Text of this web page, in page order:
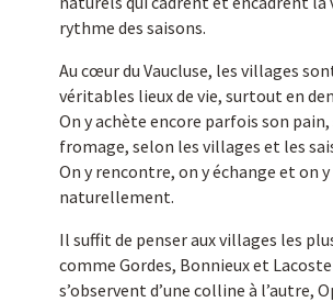
rythme des saisons.
Au cœur du Vaucluse, les villages
véritables lieux de vie, surtout en
On y achète encore parfois son pain,
fromage, selon les villages et les
On y rencontre, on y échange et on
naturellement.
Il suffit de penser aux villages les
comme Gordes, Bonnieux et
s’observent d’une colline à l’autre,